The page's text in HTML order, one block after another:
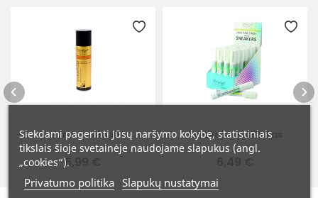
Valymo priemonė
6,99 €
Korekcinis pieštukas
Siekdami pagerinti Jūsų naršymo kokybę, statistiniais
tikslais šioje svetainėje naudojame slapukus (angl.
„cookies“).
Privatumo politika Slapukų nustatymai